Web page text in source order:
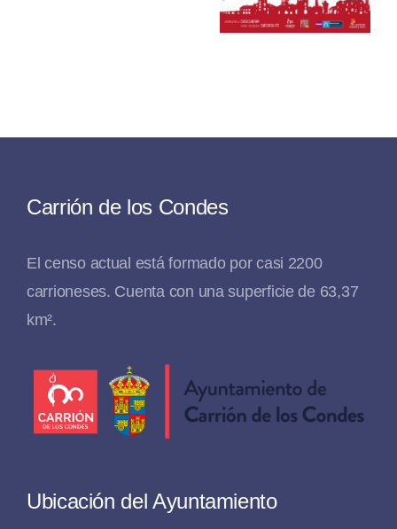
Carrión de los Condes
El censo actual está formado por casi 2200
carrioneses. Cuenta con una superficie de 63,37
km².
Ubicación del Ayuntamiento